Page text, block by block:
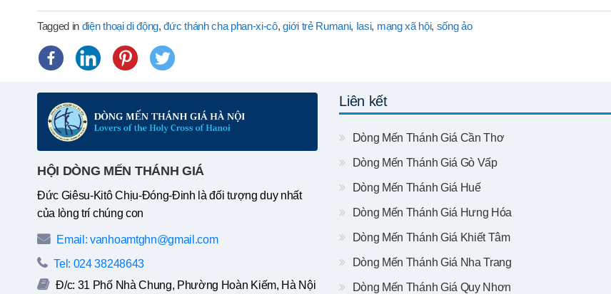
Tagged in điện thoại di động,đức thánh cha phan-xi-cô,giới trẻ Rumani, Iasi, mạng xã hội, sống ảo
HỘI DÒNG MẾN THÁNH GIÁ
Đức Giêsu-Kitô Chịu-Đóng-Đinh là đối tượng duy nhất
của lòng trí chúng con
Email: vanhoamtghn@gmail.com
Tel: 024 38248643
Đ/c: 31 Phố Nhà Chung, Phường Hoàn Kiếm, Hà Nội
Liên kết
Dòng Mến Thánh Giá Cần Thơ
Dòng Mến Thánh Giá Gò Vấp
Dòng Mến Thánh Giá Huế
Dòng Mến Thánh Giá Hưng Hóa
Dòng Mến Thánh Giá Khiết Tâm
Dòng Mến Thánh Giá Nha Trang
Dòng Mến Thánh Giá Quy Nhơn